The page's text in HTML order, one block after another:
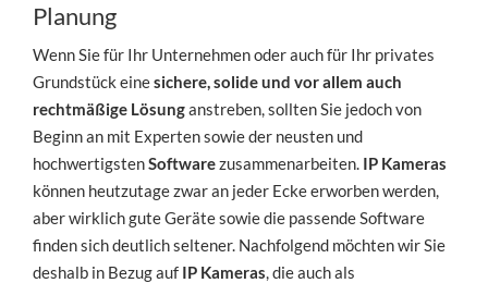
Planung
Wenn Sie für Ihr Unternehmen oder auch für Ihr privates
Grundstück einesichere, solide und vor allem auch
rechtmäßige Lösunganstreben, sollten Sie jedoch von
Beginn an mit Experten sowie der neusten und
hochwertigstenSoftwarezusammenarbeiten. IP Kameras
können heutzutage zwar an jeder Ecke erworben werden,
aber wirklich gute Geräte sowie die passende Software
finden sich deutlich seltener. Nachfolgend möchten wir Sie
deshalb in Bezug auf IP Kameras, die auch als